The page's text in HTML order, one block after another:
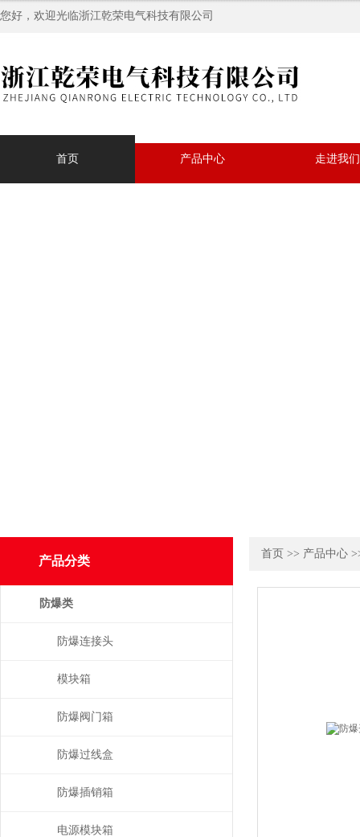
您好，欢迎光临浙江乾荣电气科技有限公司
首页 产品中心 走进我们
首页 >> 产品中心
产品分类
防爆类
防爆连接头
模块箱
防爆阀门箱
防爆过线盒
防爆插销箱
电源模块箱